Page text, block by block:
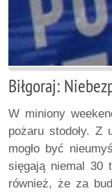
Biłgoraj:
W miniony
pożaru stodoły. Z
mogło być
sięgają niemal 30
również, że za